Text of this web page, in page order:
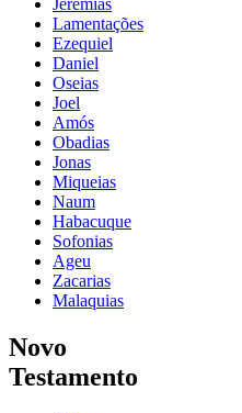
Jeremias
Lamentações
Ezequiel
Daniel
Oseias
Joel
Amós
Obadias
Jonas
Miqueias
Naum
Habacuque
Sofonias
Ageu
Zacarias
Malaquias
Novo
Testamento